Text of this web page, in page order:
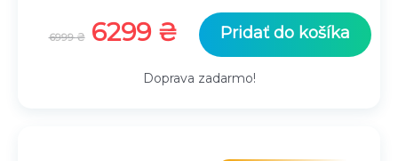
6999₴ P
ô
6299 ₴A
t
Pridať do košíka
Doprava zadarmo!